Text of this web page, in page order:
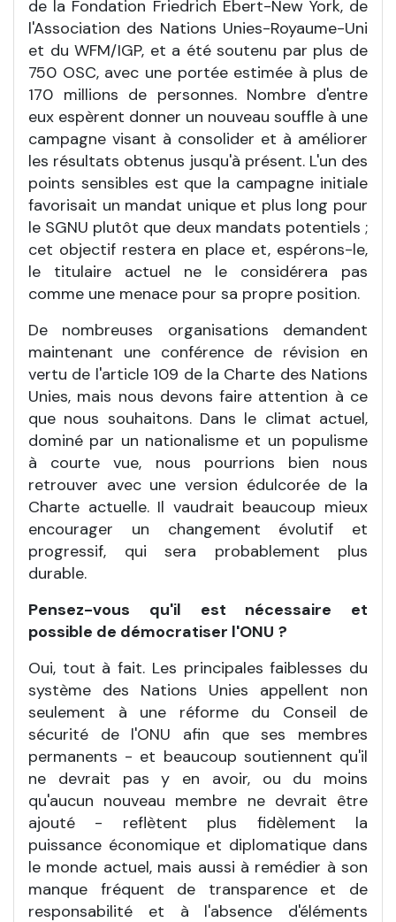
de la Fondation Friedrich Ebert-New York, de
l'Association des Nations Unies-Royaume-Uni
et du WFM/IGP, et a été soutenu par plus de
750 OSC, avec une portée estimée à plus de
170 millions de personnes. Nombre d'entre
eux espèrent donner un nouveau souffle à une
campagne visant à consolider et à améliorer
les résultats obtenus jusqu'à présent. L'un des
points sensibles est que la campagne initiale
favorisait un mandat unique et plus long pour
le SGNU plutôt que deux mandats potentiels ;
cet objectif restera en place et, espérons-le,
le titulaire actuel ne le considérera pas
comme une menace pour sa propre position.
De nombreuses organisations demandent
maintenant une conférence de révision en
vertu de l'article 109 de la Charte des Nations
Unies, mais nous devons faire attention à ce
que nous souhaitons. Dans le climat actuel,
dominé par un nationalisme et un populisme
à courte vue, nous pourrions bien nous
retrouver avec une version édulcorée de la
Charte actuelle. Il vaudrait beaucoup mieux
encourager un changement évolutif et
progressif, qui sera probablement plus
durable.
Pensez-vous qu'il est nécessaire et
possible de démocratiser l'ONU ?
Oui, tout à fait. Les principales faiblesses du
système des Nations Unies appellent non
seulement à une réforme du Conseil de
sécurité de l'ONU afin que ses membres
permanents - et beaucoup soutiennent qu'il
ne devrait pas y en avoir, ou du moins
qu'aucun nouveau membre ne devrait être
ajouté - reflètent plus fidèlement la
puissance économique et diplomatique dans
le monde actuel, mais aussi à remédier à son
manque fréquent de transparence et de
responsabilité et à l'absence d'éléments